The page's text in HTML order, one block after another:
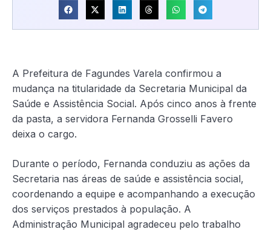
A Prefeitura de Fagundes Varela confirmou a
mudança na titularidade da Secretaria Municipal da
Saúde e Assistência Social. Após cinco anos à frente
da pasta, a servidora Fernanda Grosselli Favero
deixa o cargo.
Durante o período, Fernanda conduziu as ações da
Secretaria nas áreas de saúde e assistência social,
coordenando a equipe e acompanhando a execução
dos serviços prestados à população. A
Administração Municipal agradeceu pelo trabalho